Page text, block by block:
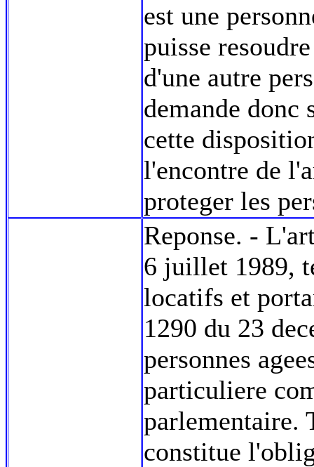
est une
puisse
d'une autre
demande
cette
l'encontre de
proteger les
Reponse. -
6 juillet 1989,
locatifs et
1290 du 23
personnes
particuliere
parlementaire.
constitue